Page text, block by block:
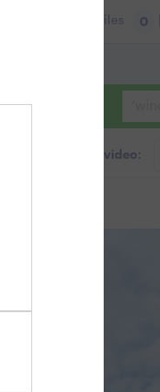
Files 0
Zoeken in foto & video: